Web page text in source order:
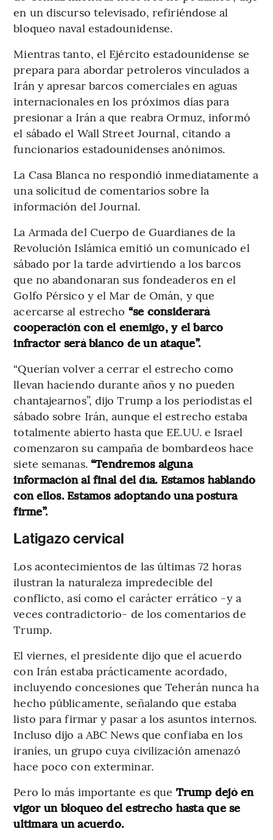
en un discurso televisado, refiriéndose al
bloqueo naval estadounidense.
Mientras tanto, el Ejército estadounidense se
prepara para abordar petroleros vinculados a
Irán y apresar barcos comerciales en aguas
internacionales en los próximos días para
presionar a Irán a que reabra Ormuz, informó
el sábado el Wall Street Journal, citando a
funcionarios estadounidenses anónimos.
La Casa Blanca no respondió inmediatamente a
una solicitud de comentarios sobre la
información del Journal.
La Armada del Cuerpo de Guardianes de la
Revolución Islámica emitió un comunicado el
sábado por la tarde advirtiendo a los barcos
que no abandonaran sus fondeaderos en el
Golfo Pérsico y el Mar de Omán, y que
acercarse al estrecho “se considerará
cooperación con el enemigo, y el barco
infractor será blanco de un ataque”.
“Querían volver a cerrar el estrecho como
llevan haciendo durante años y no pueden
chantajearnos”, dijo Trump a los periodistas el
sábado sobre Irán, aunque el estrecho estaba
totalmente abierto hasta que EE.UU. e Israel
comenzaron su campaña de bombardeos hace
siete semanas. “Tendremos alguna
información al final del día. Estamos hablando
con ellos. Estamos adoptando una postura
firme”.
Latigazo cervical
Los acontecimientos de las últimas 72 horas
ilustran la naturaleza impredecible del
conflicto, así como el carácter errático -y a
veces contradictorio- de los comentarios de
Trump.
El viernes, el presidente dijo que el acuerdo
con Irán estaba prácticamente acordado,
incluyendo concesiones que Teherán nunca ha
hecho públicamente, señalando que estaba
listo para firmar y pasar a los asuntos internos.
Incluso dijo a ABC News que confiaba en los
iraníes, un grupo cuya civilización amenazó
hace poco con exterminar.
Pero lo más importante es que Trump dejó en
vigor un bloqueo del estrecho hasta que se
ultimara un acuerdo.